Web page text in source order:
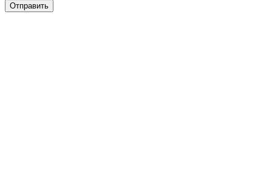
Отправить